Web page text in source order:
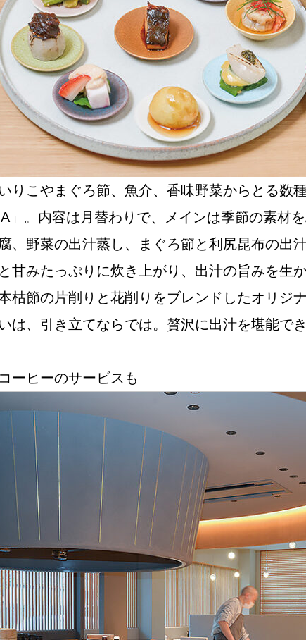
ーが好き
おやつクラブ
店のはなし
の京みやげ
の書店
トプレゼント応募
りこやまぐろ節、魚介、香味野菜からとる
」。内容は月替わりで、メインは季節の素
、野菜の出汁蒸し、まぐろ節と利尻昆布の
甘みたっぷりに炊き上がり、出汁の旨みを
枯節の片削りと花削りをブレンドしたオリ
は、引き立てならでは。贅沢に出汁を堪能
ーヒーのサービスも